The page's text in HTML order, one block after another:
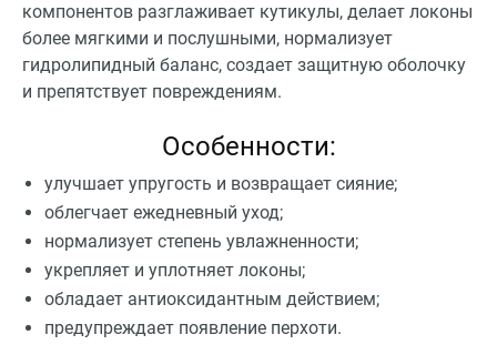
компонентов разглаживает кутикулы, делает локоны
более мягкими и послушными, нормализует
гидролипидный баланс, создает защитную оболочку
и препятствует повреждениям.
Особенности:
улучшает упругость и возвращает сияние;
облегчает ежедневный уход;
нормализует степень увлажненности;
укрепляет и уплотняет локоны;
обладает антиоксидантным действием;
предупреждает появление перхоти.